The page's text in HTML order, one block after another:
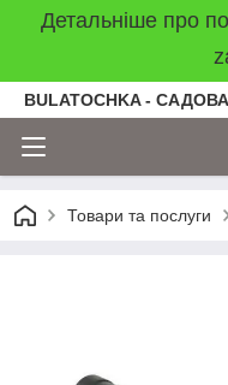
Детальніше про
BULATOCHKA -
Товари та послуги